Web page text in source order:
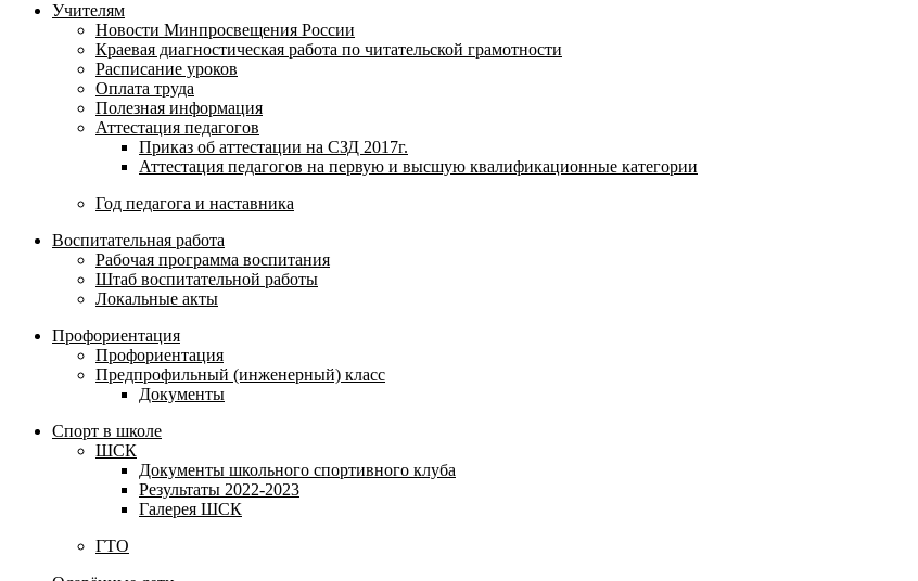
Учителям
Новости Минпросвещения России
Краевая диагностическая работа по читательской грамотности
Расписание уроков
Оплата труда
Полезная информация
Аттестация педагогов
Приказ об аттестации на СЗД 2017г.
Аттестация педагогов на первую и высшую квалификационные категории
Год педагога и наставника
Воспитательная работа
Рабочая программа воспитания
Штаб воспитательной работы
Локальные акты
Профориентация
Профориентация
Предпрофильный (инженерный) класс
Документы
Спорт в школе
ШСК
Документы школьного спортивного клуба
Результаты 2022-2023
Галерея ШСК
ГТО